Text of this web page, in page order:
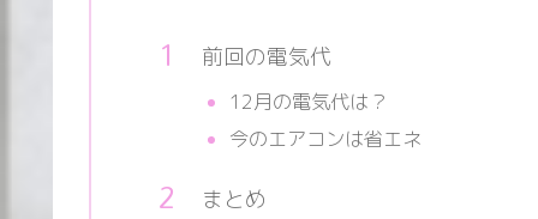
前回の電気代
12月の電気代は？
今のエアコンは省エネ
まとめ